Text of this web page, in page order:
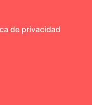
de privacidad